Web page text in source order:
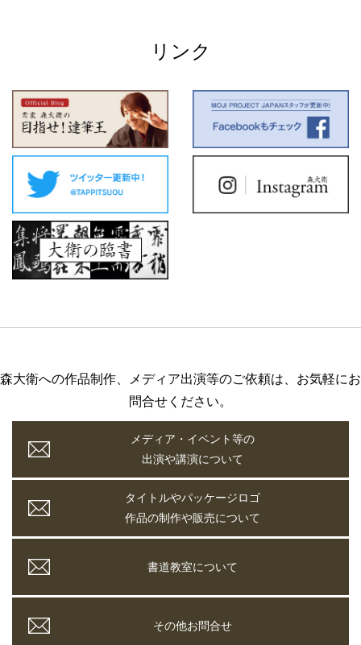
リンク
森大衛への作品制作、メディア出演等のご依頼は、お気軽にお
問合せください。
メディア・イベント等の
出演や講演について
タイトルやパッケージロゴ
作品の制作や販売について
書道教室について
その他お問合せ